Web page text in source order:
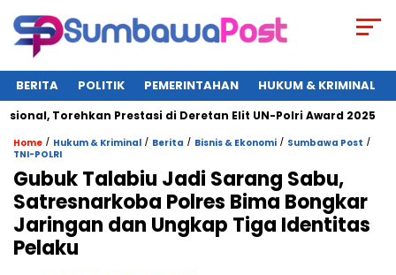
BERITA POLITIK PEMERINTAHAN HUKUM & KRIMINAL
Torehkan Prestasi di Deretan Elit UN-Polri Award 2025
Home / Hukum & Kriminal / Berita / Bisnis & Ekonomi / Sumbawa Post /
TNI-POLRI
Gubuk Talabiu Jadi Sarang Sabu,
Satresnarkoba Polres Bima Bongkar
Jaringan dan Ungkap Tiga Identitas
Pelaku